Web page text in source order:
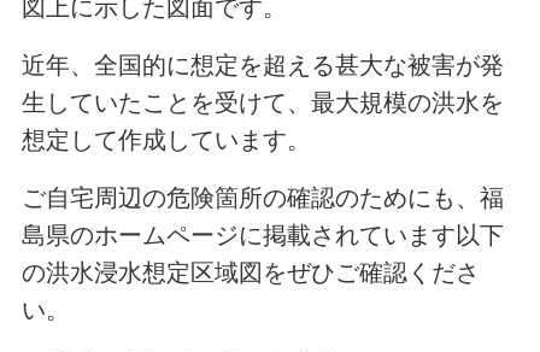
図上に示した図面です。
近年、全国的に想定を超える甚大な被害が発
生していたことを受けて、最大規模の洪水を
想定して作成しています。
ご自宅周辺の危険箇所の確認のためにも、福
島県のホームページに掲載されています以下
の洪水浸水想定区域図をぜひご確認くださ
い。